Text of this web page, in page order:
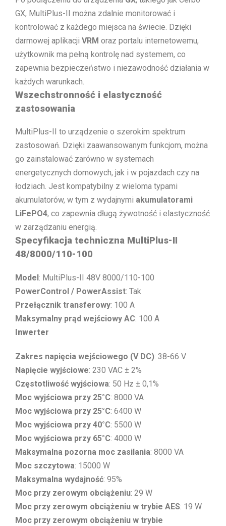
GX, MultiPlus-II można zdalnie monitorować i
kontrolować z każdego miejsca na świecie. Dzięki
darmowej aplikacji VRM oraz portalu internetowemu,
użytkownik ma pełną kontrolę nad systemem, co
zapewnia bezpieczeństwo i niezawodność działania w
każdych warunkach.
Wszechstronność i elastyczność
zastosowania
MultiPlus-II to urządzenie o szerokim spektrum
zastosowań. Dzięki zaawansowanym funkcjom, można
go zainstalować zarówno w systemach
energetycznych domowych, jak i w pojazdach czy na
łodziach. Jest kompatybilny z wieloma typami
akumulatorów, w tym z wydajnymi akumulatorami
LiFePO4, co zapewnia długą żywotność i elastyczność
w zarządzaniu energią.
Specyfikacja techniczna MultiPlus-II
48/8000/110-100
Model: MultiPlus-II 48V 8000/110-100
PowerControl / PowerAssist: Tak
Przełącznik transferowy: 100 A
Maksymalny prąd wejściowy AC: 100 A
Inwerter
Zakres napięcia wejściowego (V DC): 38-66 V
Napięcie wyjściowe: 230 VAC ± 2%
Częstotliwość wyjściowa: 50 Hz ± 0,1%
Moc wyjściowa przy 25°C: 8000 VA
Moc wyjściowa przy 25°C: 6400 W
Moc wyjściowa przy 40°C: 5500 W
Moc wyjściowa przy 65°C: 4000 W
Maksymalna pozorna moc zasilania: 8000 VA
Moc szczytowa: 15000 W
Maksymalna wydajność: 95%
Moc przy zerowym obciążeniu: 29 W
Moc przy zerowym obciążeniu w trybie AES: 19 W
Moc przy zerowym obciążeniu w trybie